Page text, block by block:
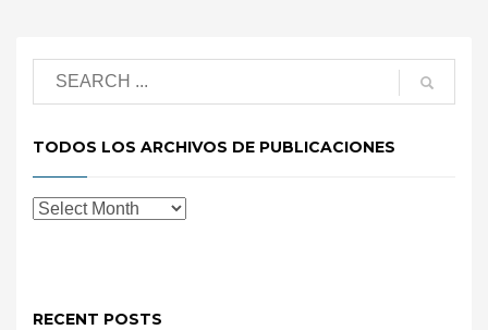
TODOS LOS ARCHIVOS DE PUBLICACIONES
RECENT POSTS